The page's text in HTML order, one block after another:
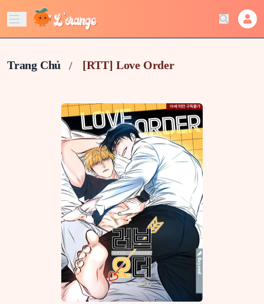
Trang Chủ [RTT] Love Order